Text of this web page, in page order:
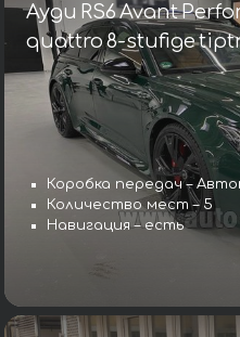
Ауди RS6 Avant
quattro 8-stufige
Коробка передач –
Количество мест – 5
Навигация – есть